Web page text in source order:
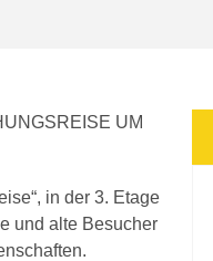
UM
in der 3. Etage
und alte Besucher